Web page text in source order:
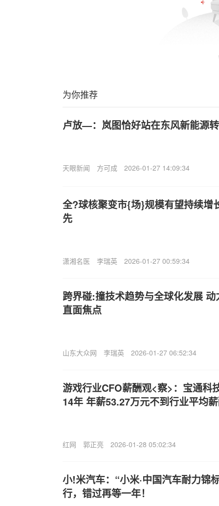
为你推荐
卢放—：岚图恰好站在东风新能源
天眼新闻 方可成 2026-01-27 14:09:34
全?球核聚变市{场}规模有望持续增
先
潇湘名医 李瑞英 2026-01-27 00:59:34
跨界碰:撞技术趋势与全球化发展
直面焦点
山东大众网 李瑞英 2026-01-27 06:52:34
游戏行业CFO薪酬观<察>：宝通科
14年 年薪53.27万元不到行业平均
红网 郭正亮 2026-01-28 05:02:34
小!米汽车：“小米·中国汽车耐力锦
行，错过再等一年！